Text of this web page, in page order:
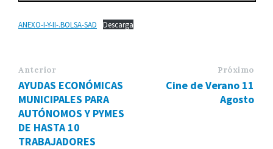
ANEXO-I-Y-II-.BOLSA-SAD Descarga
Anterior
AYUDAS ECONÓMICAS
MUNICIPALES PARA
AUTÓNOMOS Y PYMES
DE HASTA 10
TRABAJADORES
Próximo
Cine de Verano 11
Agosto